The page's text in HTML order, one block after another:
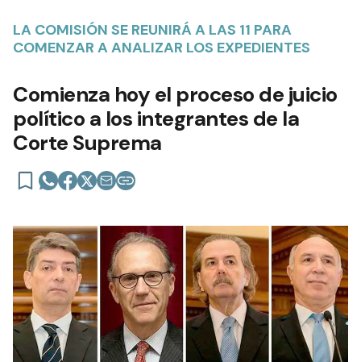
LA COMISIÓN SE REUNIRÁ A LAS 11 PARA
COMENZAR A ANALIZAR LOS EXPEDIENTES
Comienza hoy el proceso de juicio
político a los integrantes de la
Corte Suprema